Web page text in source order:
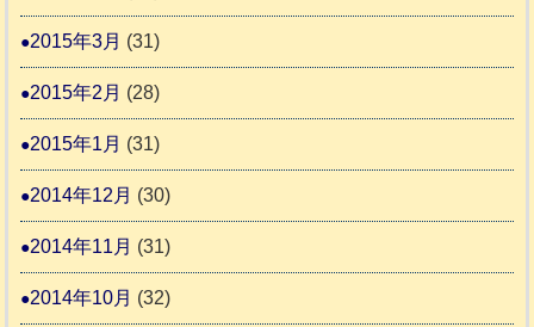
2015年3月 (31)
2015年2月 (28)
2015年1月 (31)
2014年12月 (30)
2014年11月 (31)
2014年10月 (32)